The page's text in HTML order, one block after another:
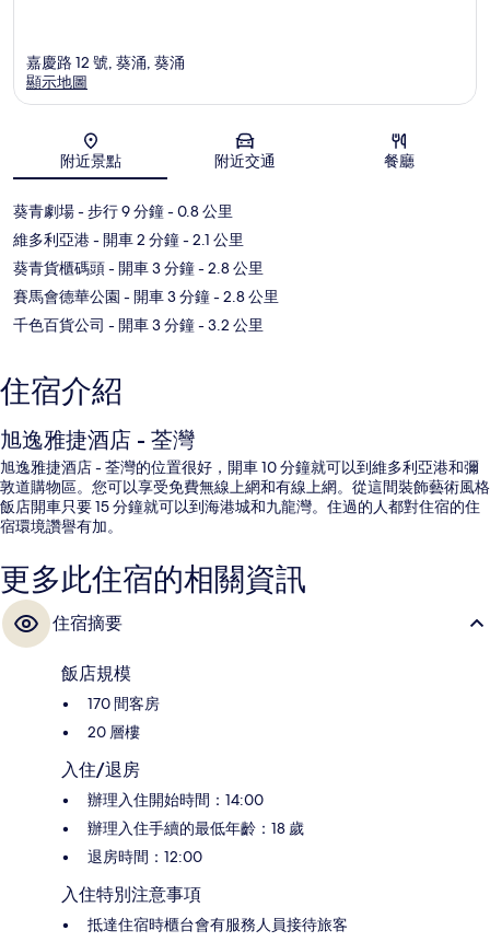
地圖
嘉慶路 12 號, 葵涌, 葵涌
顯示地圖
附近景點 附近交通 餐廳
葵青劇場- 步行 9 分鐘- 0.8 公里
維多利亞港- 開車 2 分鐘- 2.1 公里
葵青貨櫃碼頭- 開車 3 分鐘- 2.8 公里
賽馬會德華公園 - 開車 3 分鐘- 2.8 公里
千色百貨公司 - 開車 3 分鐘- 3.2 公里
住宿介紹
旭逸雅捷酒店 - 荃灣
旭逸雅捷酒店 - 荃灣的位置很好，開車 10 分鐘就可以到維多利亞港和彌
敦道購物區。您可以享受免費無線上網和有線上網。從這間裝飾藝術風格
飯店開車只要 15 分鐘就可以到海港城和九龍灣。住過的人都對住宿的住
宿環境讚譽有加。
更多此住宿的相關資訊
住宿摘要
飯店規模
170 間客房
20 層樓
入住/退房
辦理入住開始時間：14:00
辦理入住手續的最低年齡：18 歲
退房時間：12:00
入住特別注意事項
抵達住宿時櫃台會有服務人員接待旅客